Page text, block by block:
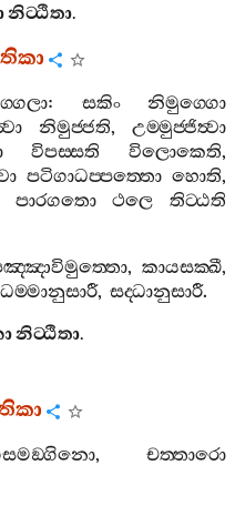
නිට‍්ඨිතා.
: සකිං
නිමුග‍්ගො
නිමුජ‍්ජති, උම‍්මුජ‍්ජිත්‍වා
විපස‍්සති විලොකෙති,
පටිගාධප‍්පත‍්තො හොති,
පාරගතො ථලෙ
තිට‍්ඨති
, කායසක‍්ඛී,
ධම‍්මානුසාරී, සද‍්ධානුසාරී.
නිට‍්ඨිතා.
,චත‍්තාරො